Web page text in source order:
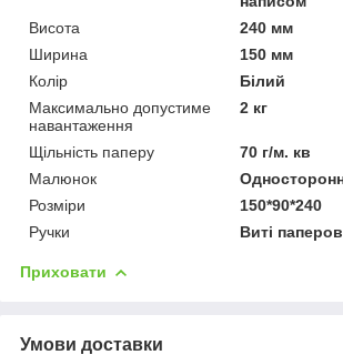
Висота
240 мм
Ширина
150 мм
Колір
Білий
Максимально допустиме
навантаження
2 кг
Щільність паперу
70 г/м. кв
Малюнок
Розміри
150*90*240
Ручки
Виті
Приховати
Умови доставки